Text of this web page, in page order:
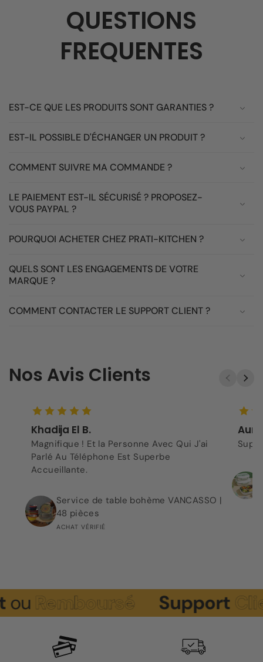
QUESTIONS
FREQUENTES
EST-CE QUE LES PRODUITS SONT GARANTIES ?
EST-IL POSSIBLE D'ÉCHANGER UN PRODUIT ?
COMMENT SUIVRE MA COMMANDE ?
LE PAIEMENT EST-IL SÉCURISÉ ? PROPOSEZ-
VOUS PAYPAL ?
POURQUOI ACHETER CHEZ PRATI-KITCHEN ?
QUELS SONT LES ENGAGEMENTS DE VOTRE
MARQUE ?
COMMENT CONTACTER LE SUPPORT CLIENT ?
Nos Avis Clients
Khadija El B.
Magnifique ! Et la Personne Avec Qui J'ai
Parlé Au Téléphone Est Superbe
Accueillante.
Service de table bohème VANCASSO |
48 pièces
ACHAT VÉRIFIÉ
SupportClient 5/